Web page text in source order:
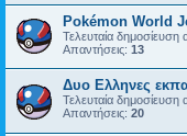
Pokémon World
Τελευταία δημοσίευση
Απαντήσεις: 13
Δυο Ελληνες
Τελευταία δημοσίευση
Απαντήσεις: 20